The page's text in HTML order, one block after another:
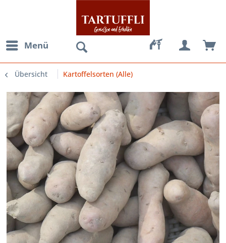
Menü
Übersicht Kartoffelsorten (Alle)